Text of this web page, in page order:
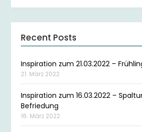
Recent Posts
Inspiration zum 21.03.2022 –
21. März 2022
Inspiration zum 16.03.2022 –
Befriedung
16. März 2022